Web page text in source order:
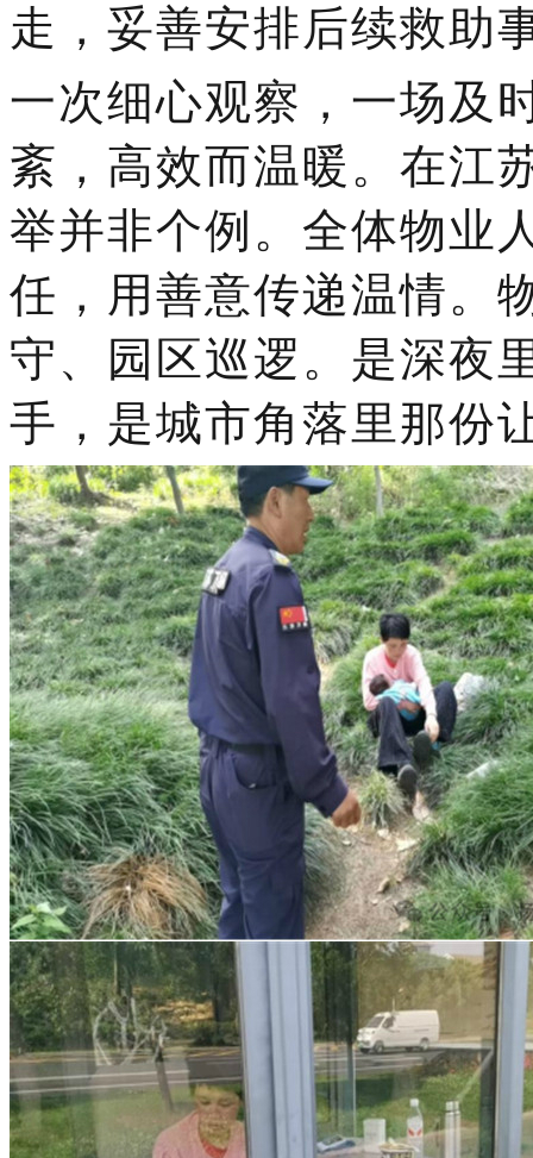
走，妥善安排后续救助
一次细心观察，一场及
紊，高效而温暖。在江
举并非个例。全体物业
任，用善意传递温情。
守、园区巡逻。是深夜
手，是城市角落里那份